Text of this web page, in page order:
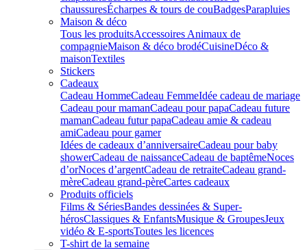
chaussuresÉcharpes & tours de couBadgesParapluies
Maison & déco
Tous les produitsAccessoires Animaux de
compagnieMaison & déco brodéCuisineDéco &
maisonTextiles
Stickers
Cadeaux
Cadeau HommeCadeau FemmeIdée cadeau de mariage​
Cadeau pour mamanCadeau pour papaCadeau future
mamanCadeau futur papaCadeau amie & cadeau
amiCadeau pour gamer
Idées de cadeaux d’anniversaireCadeau pour baby
showerCadeau de naissanceCadeau de baptêmeNoces
d’orNoces d’argentCadeau de retraiteCadeau grand-
mèreCadeau grand-pèreCartes cadeaux
Produits officiels
Films & SériesBandes dessinées & Super-
hérosClassiques & EnfantsMusique & GroupesJeux
vidéo & E-sportsToutes les licences
T-shirt de la semaine